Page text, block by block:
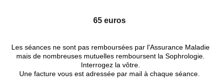
65 euros
Les séances ne sont pas remboursées par l'Assurance Maladie
mais de nombreuses mutuelles remboursent la Sophrologie.
Interrogez la vôtre.
Une facture vous est adressée par mail à chaque séance.